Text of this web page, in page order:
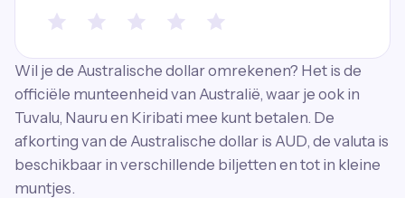
Wil je de Australische dollar omrekenen? Het is de
officiële munteenheid van Australië, waar je ook in
Tuvalu, Nauru en Kiribati mee kunt betalen. De
afkorting van de Australische dollar is AUD, de valuta is
beschikbaar in verschillende biljetten en tot in kleine
muntjes.